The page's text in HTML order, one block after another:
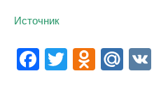
Источник
Facebook
Twitter